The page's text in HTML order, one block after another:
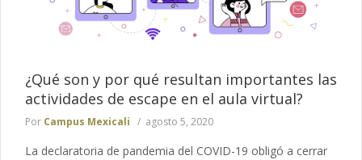
¿Qué son y por qué resultan importantes las
actividades de escape en el aula virtual?
Por Campus Mexicali agosto 5, 2020
La declaratoria de pandemia del COVID-19 obligó a cerrar